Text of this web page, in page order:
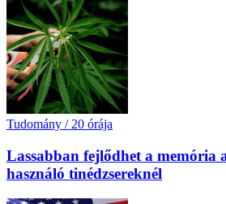
Tudomány / 20 órája
Lassabban fejlődhet a memória
használó tinédzsereknél